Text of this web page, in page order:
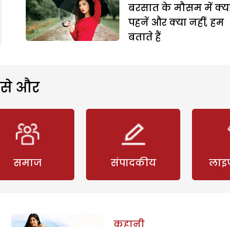
बरसात के मौसम में
पहनें और क्या नहीं, हम
बताते हैं
से और
समाज संपादकीय
कहानी